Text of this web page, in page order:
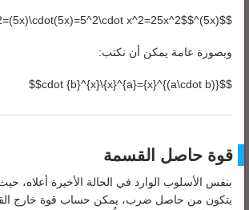
$$(5x)^2=(5x)\cdot(5x)=5^2\cdot x^2=25x^2$$
وبصورة عامة يمكن أن نكتب:
$${(a\cdot b)}^{x}={a}^{x}\cdot {b}^{x}$$
قوة حاصل القسمة
بنفس الأسلوب الوارد في الحالة الأخيرة أعلاه،
يتكون من حاصل ضرب، يمكن حساب قوة خارج